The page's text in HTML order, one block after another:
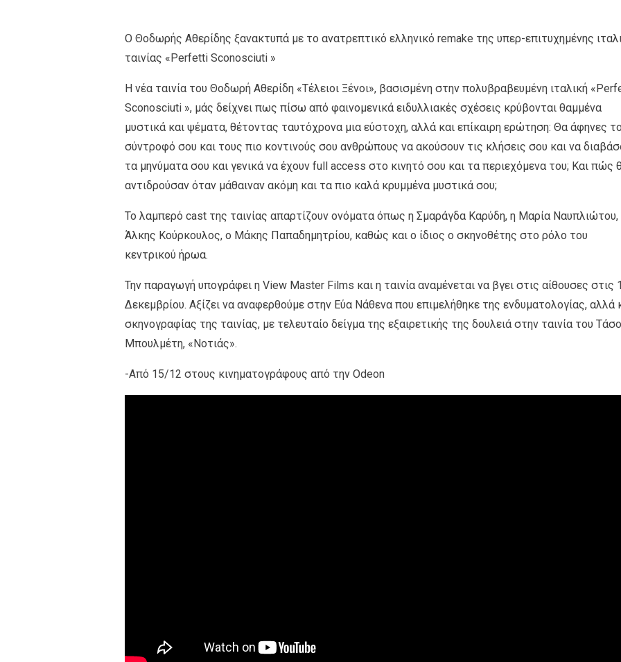
Ο Θοδωρής Αθερίδης ξανακτυπά με το ανατρεπτικό ελληνικό remake της υπερ-επιτυχημένης
ταινίας «Perfetti Sconosciuti »
Η νέα ταινία του Θοδωρή Αθερίδη «Τέλειοι Ξένοι», βασισμένη στην πολυβραβευμένη ιταλική
Sconosciuti », μάς δείχνει πως πίσω από φαινομενικά ειδυλλιακές σχέσεις κρύβονται θαμμένα
μυστικά και ψέματα, θέτοντας ταυτόχρονα μια εύστοχη, αλλά και επίκαιρη ερώτηση: Θα άφηνες
σύντροφό σου και τους πιο κοντινούς σου ανθρώπους να ακούσουν τις κλήσεις σου και να
τα μηνύματα σου και γενικά να έχουν full access στο κινητό σου και τα περιεχόμενα του; Και πώς
αντιδρούσαν όταν μάθαιναν ακόμη και τα πιο καλά κρυμμένα μυστικά σου;
Το λαμπερό cast της ταινίας απαρτίζουν ονόματα όπως η Σμαράγδα Καρύδη, η Μαρία Ναυπλιώτου,
Άλκης Κούρκουλος, ο Μάκης Παπαδημητρίου, καθώς και ο ίδιος ο σκηνοθέτης στο ρόλο του
κεντρικού ήρωα.
Την παραγωγή υπογράφει η View Master Films και η ταινία αναμένεται να βγει στις αίθουσες στις
Δεκεμβρίου. Αξίζει να αναφερθούμε στην Εύα Νάθενα που επιμελήθηκε της ενδυματολογίας, αλλά
σκηνογραφίας της ταινίας, με τελευταίο δείγμα της εξαιρετικής της δουλειά στην ταινία του
Μπουλμέτη, «Νοτιάς».
-Από 15/12 στους κινηματογράφους από την Odeon